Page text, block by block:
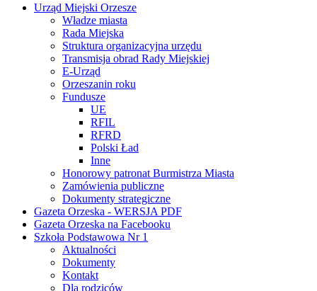
Urząd Miejski Orzesze
Władze miasta
Rada Miejska
Struktura organizacyjna urzędu
Transmisja obrad Rady Miejskiej
E-Urząd
Orzeszanin roku
Fundusze
UE
RFIL
RFRD
Polski Ład
Inne
Honorowy patronat Burmistrza Miasta
Zamówienia publiczne
Dokumenty strategiczne
Gazeta Orzeska - WERSJA PDF
Gazeta Orzeska na Facebooku
Szkoła Podstawowa Nr 1
Aktualności
Dokumenty
Kontakt
Dla rodziców